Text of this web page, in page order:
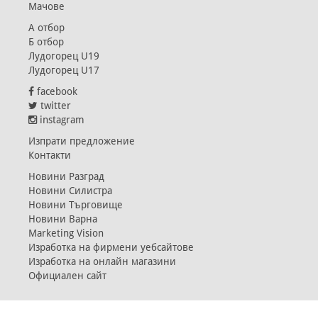
Мачове
А отбор
Б отбор
Лудогорец U19
Лудогорец U17
facebook
twitter
instagram
Изпрати предложение
Контакти
Новини Разград
Новини Силистра
Новини Търговище
Новини Варна
Marketing Vision
Изработка на фирмени уебсайтове
Изработка на онлайн магазини
Официален сайт